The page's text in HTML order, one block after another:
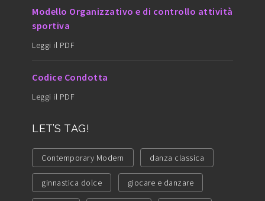
Modello Organizzativo e di controllo attività
sportiva
Leggi il PDF
Codice Condotta
Leggi il PDF
LET’S TAG!
Contemporary Modern danza classica
ginnastica dolce giocare e danzare